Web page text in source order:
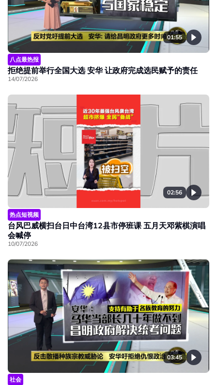
01:55
八点最热报
拒绝提前举行全国大选 安华 让政府完成选民赋予的责任
14/07/2026
02:56
热点短视频
台风巴威横扫台日中台湾12县市停班课 五月天邓紫棋演唱
会喊停
10/07/2026
03:45
社会